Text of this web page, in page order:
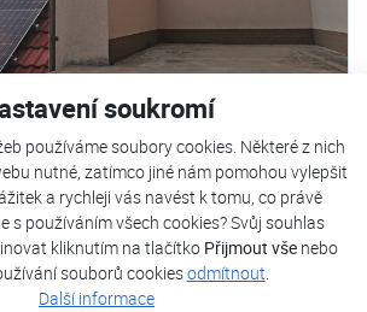
soukromí
používáme soubory cookies. Některé z nich
nutné, zatímco jiné nám pomohou vylepšit
a rychleji vás navést k tomu, co právě
s používáním všech cookies? Svůj souhlas
kliknutím na tlačítko Přijmout všenebo
souborů cookiesodmítnout
Další informace